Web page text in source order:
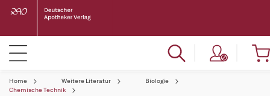
Home Weitere Literatur
Biologie
Chemische Technik